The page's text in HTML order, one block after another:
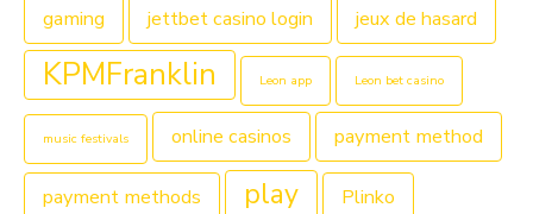
gaming jettbet casino login jeux de hasard
KPMFranklin Leon app Leon bet casino
music festivals online casinos payment method
payment methods play Plinko